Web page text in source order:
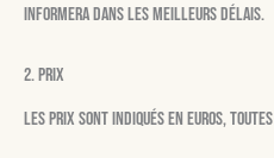
informera dans les meilleurs délais.
2. Prix
Les prix sont indiqués en euros,